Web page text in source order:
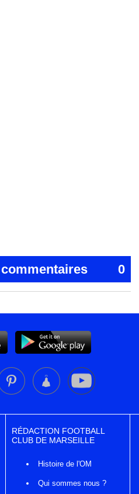
0
RÉDACTION FOOTBALL
CLUB DE MARSEILLE
Histoire de l'OM
Qui sommes nous ?